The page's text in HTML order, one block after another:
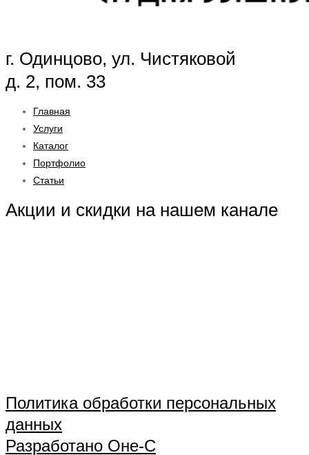
г. Одинцово, ул. Чистяковой
д. 2, пом. 33
Главная
Услуги
Каталог
Портфолио
Статьи
Акции и скидки на нашем канале
Политика обработки персональных
данных
Разработано Оне-С